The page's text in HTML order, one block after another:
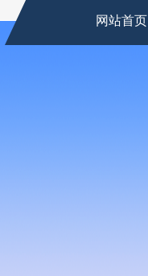
网站首页